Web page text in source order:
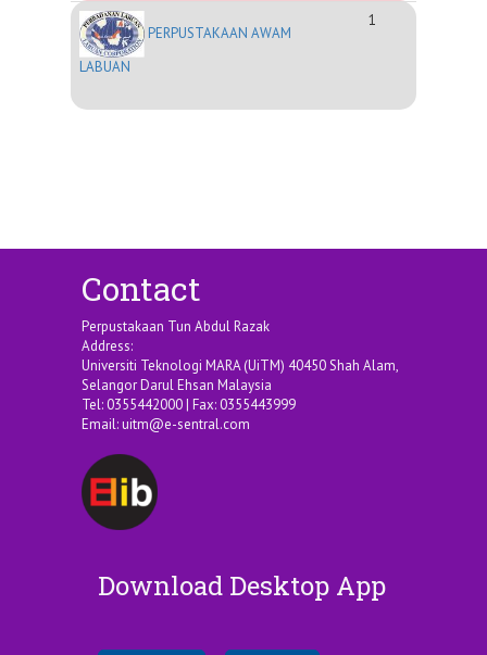
PERPUSTAKAAN AWAM
LABUAN
1
Contact
Perpustakaan Tun Abdul Razak
Address:
Universiti Teknologi MARA (UiTM) 40450 Shah Alam,
Selangor Darul Ehsan Malaysia
Tel: 0355442000 | Fax: 0355443999
Email:uitm@e-sentral.com
Download Desktop App